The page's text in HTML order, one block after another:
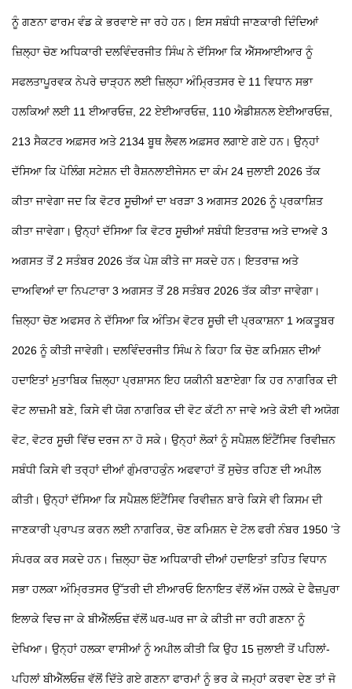
ਨੂੰ ਗਣਨਾ ਫਾਰਮ ਵੰਡ ਕੇ ਭਰਵਾਏ ਜਾ ਰਹੇ ਹਨ। ਇਸ ਸਬੰਧੀ ਜਾਣਕਾਰੀ ਦਿੰਦਿਆਂ
ਜ਼ਿਲ੍ਹਾ ਚੋਣ ਅਧਿਕਾਰੀ ਦਲਵਿੰਦਰਜੀਤ ਸਿੰਘ ਨੇ ਦੱਸਿਆ ਕਿ ਐੱਸਆਈਆਰ ਨੂੰ
ਸਫਲਤਾਪੂਰਵਕ ਨੇਪਰੇ ਚਾੜ੍ਹਨ ਲਈ ਜ਼ਿਲ੍ਹਾ ਅੰਮ੍ਰਿਤਸਰ ਦੇ 11 ਵਿਧਾਨ ਸਭਾ
ਹਲਕਿਆਂ ਲਈ 11 ਈਆਰਓਜ਼, 22 ਏਈਆਰਓਜ਼, 110 ਐਡੀਸ਼ਨਲ ਏਈਆਰਓਜ਼,
213 ਸੈਕਟਰ ਅਫ਼ਸਰ ਅਤੇ 2134 ਬੂਥ ਲੈਵਲ ਅਫ਼ਸਰ ਲਗਾਏ ਗਏ ਹਨ। ਉਨ੍ਹਾਂ
ਦੱਸਿਆ ਕਿ ਪੋਲਿੰਗ ਸਟੇਸ਼ਨ ਦੀ ਰੈਸ਼ਨਲਾਈਜੇਸਨ ਦਾ ਕੰਮ 24 ਜੁਲਾਈ 2026 ਤੱਕ
ਕੀਤਾ ਜਾਵੇਗਾ ਜਦ ਕਿ ਵੋਟਰ ਸੂਚੀਆਂ ਦਾ ਖਰੜਾ 3 ਅਗਸਤ 2026 ਨੂੰ ਪ੍ਰਕਾਸ਼ਿਤ
ਕੀਤਾ ਜਾਵੇਗਾ। ਉਨ੍ਹਾਂ ਦੱਸਿਆ ਕਿ ਵੋਟਰ ਸੂਚੀਆਂ ਸਬੰਧੀ ਇਤਰਾਜ਼ ਅਤੇ ਦਾਅਵੇ 3
ਅਗਸਤ ਤੋਂ 2 ਸਤੰਬਰ 2026 ਤੱਕ ਪੇਸ਼ ਕੀਤੇ ਜਾ ਸਕਦੇ ਹਨ। ਇਤਰਾਜ਼ ਅਤੇ
ਦਾਅਵਿਆਂ ਦਾ ਨਿਪਟਾਰਾ 3 ਅਗਸਤ ਤੋਂ 28 ਸਤੰਬਰ 2026 ਤੱਕ ਕੀਤਾ ਜਾਵੇਗਾ।
ਜ਼ਿਲ੍ਹਾ ਚੋਣ ਅਫਸਰ ਨੇ ਦੱਸਿਆ ਕਿ ਅੰਤਿਮ ਵੋਟਰ ਸੂਚੀ ਦੀ ਪ੍ਰਕਾਸ਼ਨਾ 1 ਅਕਤੂਬਰ
2026 ਨੂੰ ਕੀਤੀ ਜਾਵੇਗੀ। ਦਲਵਿੰਦਰਜੀਤ ਸਿੰਘ ਨੇ ਕਿਹਾ ਕਿ ਚੋਣ ਕਮਿਸ਼ਨ ਦੀਆਂ
ਹਦਾਇਤਾਂ ਮੁਤਾਬਿਕ ਜ਼ਿਲ੍ਹਾ ਪ੍ਰਸ਼ਾਸਨ ਇਹ ਯਕੀਨੀ ਬਣਾਏਗਾ ਕਿ ਹਰ ਨਾਗਰਿਕ ਦੀ
ਵੋਟ ਲਾਜ਼ਮੀ ਬਣੇ, ਕਿਸੇ ਵੀ ਯੋਗ ਨਾਗਰਿਕ ਦੀ ਵੋਟ ਕੱਟੀ ਨਾ ਜਾਵੇ ਅਤੇ ਕੋਈ ਵੀ ਅਯੋਗ
ਵੋਟ, ਵੋਟਰ ਸੂਚੀ ਵਿੱਚ ਦਰਜ ਨਾ ਹੋ ਸਕੇ। ਉਨ੍ਹਾਂ ਲੋਕਾਂ ਨੂੰ ਸਪੈਸ਼ਲ ਇੰਟੈਂਸਿਵ ਰਿਵੀਜ਼ਨ
ਸਬੰਧੀ ਕਿਸੇ ਵੀ ਤਰ੍ਹਾਂ ਦੀਆਂ ਗੁੰਮਰਾਹਕੁੰਨ ਅਫਵਾਹਾਂ ਤੋਂ ਸੁਚੇਤ ਰਹਿਣ ਦੀ ਅਪੀਲ
ਕੀਤੀ। ਉਨ੍ਹਾਂ ਦੱਸਿਆ ਕਿ ਸਪੈਸ਼ਲ ਇੰਟੈਂਸਿਵ ਰਿਵੀਜ਼ਨ ਬਾਰੇ ਕਿਸੇ ਵੀ ਕਿਸਮ ਦੀ
ਜਾਣਕਾਰੀ ਪ੍ਰਾਪਤ ਕਰਨ ਲਈ ਨਾਗਰਿਕ, ਚੋਣ ਕਮਿਸ਼ਨ ਦੇ ਟੋਲ ਫਰੀ ਨੰਬਰ 1950 ’ਤੇ
ਸੰਪਰਕ ਕਰ ਸਕਦੇ ਹਨ। ਜ਼ਿਲ੍ਹਾ ਚੋਣ ਅਧਿਕਾਰੀ ਦੀਆਂ ਹਦਾਇਤਾਂ ਤਹਿਤ ਵਿਧਾਨ
ਸਭਾ ਹਲਕਾ ਅੰਮ੍ਰਿਤਸਰ ਉੱਤਰੀ ਦੀ ਈਆਰਓ ਇਨਾਇਤ ਵੱਲੋਂ ਅੱਜ ਹਲਕੇ ਦੇ ਫੈਜ਼ਪੁਰਾ
ਇਲਾਕੇ ਵਿਚ ਜਾ ਕੇ ਬੀਐੱਲਓਜ਼ ਵੱਲੋਂ ਘਰ-ਘਰ ਜਾ ਕੇ ਕੀਤੀ ਜਾ ਰਹੀ ਗਣਨਾ ਨੂੰ
ਦੇਖਿਆ। ਉਨ੍ਹਾਂ ਹਲਕਾ ਵਾਸੀਆਂ ਨੂੰ ਅਪੀਲ ਕੀਤੀ ਕਿ ਉਹ 15 ਜੁਲਾਈ ਤੋਂ ਪਹਿਲਾਂ-
ਪਹਿਲਾਂ ਬੀਐੱਲਓਜ਼ ਵੱਲੋਂ ਦਿੱਤੇ ਗਏ ਗਣਨਾ ਫਾਰਮਾਂ ਨੂੰ ਭਰ ਕੇ ਜਮ੍ਹਾਂ ਕਰਵਾ ਦੇਣ ਤਾਂ ਜੋ